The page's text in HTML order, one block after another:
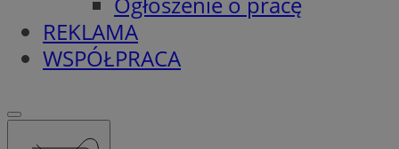
REKLAMA
WSPÓŁPRACA